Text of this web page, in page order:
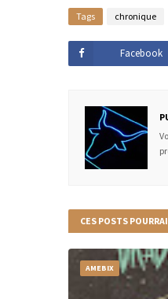
Tags chronique
Facebook
CES POSTS
AMEBIX